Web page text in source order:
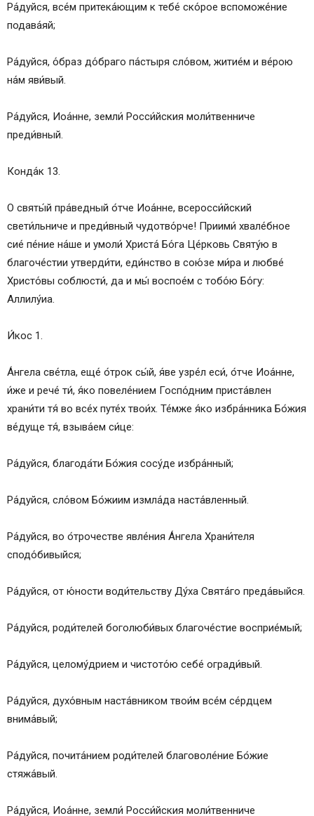
Ра́дуйся, все́м притека́ющим к тебе́ ско́рое вспоможе́ние
подава́яй;
Ра́дуйся, о́браз до́браго па́стыря сло́вом, житие́м и ве́рою
на́м яви́вый.
Ра́дуйся, Иоа́нне, земли́ Росси́йския моли́твенниче
преди́вный.
Конда́к 13.
О святы́й пра́ведный о́тче Иоа́нне, всеросси́йский
свети́льниче и преди́вный чудотво́рче! Приими́ хвале́бное
сие́ пе́ние на́ше и умоли́ Христа́ Бо́га Це́рковь Святу́ю в
благоче́стии утверди́ти, еди́нство в сою́зе ми́ра и любве́
Христо́вы соблюсти́, да и мы́ воспое́м с тобо́ю Бо́гу:
Аллилу́иа.
И́кос 1.
А́нгела све́тла, еще́ о́трок сы́й, я́ве узре́л еси́, о́тче Иоа́нне,
и́же и рече́ ти́, я́ко повеле́нием Госпо́дним приста́влен
храни́ти тя́ во все́х путе́х твои́х. Те́мже я́ко избра́нника Бо́жия
ве́дуще тя́, взыва́ем си́це:
Ра́дуйся, благода́ти Бо́жия сосу́де избра́нный;
Ра́дуйся, сло́вом Бо́жиим измла́да наста́вленный.
Ра́дуйся, во о́трочестве явле́ния А́нгела Храни́теля
сподо́бивыйся;
Ра́дуйся, от ю́ности води́тельству Ду́ха Свята́го преда́выйся.
Ра́дуйся, роди́телей боголюби́вых благоче́стие восприе́мый;
Ра́дуйся, целому́дрием и чистото́ю себе́ огради́вый.
Ра́дуйся, духо́вным наста́вником твои́м все́м се́рдцем
внима́вый;
Ра́дуйся, почита́нием роди́телей благоволе́ние Бо́жие
стяжа́вый.
Ра́дуйся, Иоа́нне, земли́ Росси́йския моли́твенниче